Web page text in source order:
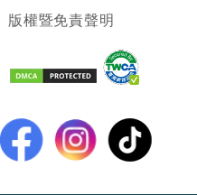
版權暨免責聲明